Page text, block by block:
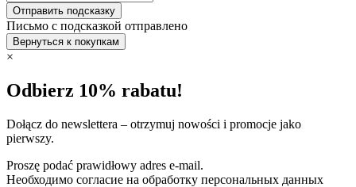
Отправить подсказку
Письмо с подсказкой отправлено
Вернуться к покупкам
×
Odbierz 10% rabatu!
Dołącz do newslettera – otrzymuj nowości i promocje jako
pierwszy.
Proszę podać prawidłowy adres e-mail.
Необходимо согласие на обработку персональных данных